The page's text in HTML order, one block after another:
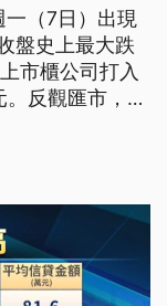
一（7日）出現
盤史上最大跌
市櫃公司打入
反觀匯市，央
慌性賣壓，早
銘表示會嚴陣